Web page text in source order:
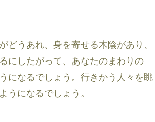
うあれ、身を寄せる木陰があり、
にしたがって、あなたのまわりの
になるでしょう。行きかう人々を眺
うになるでしょう。